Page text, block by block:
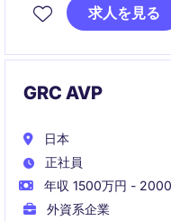
要件定義から設計・
業務改善に貢献します
求人を見る
GRC AVP
日本
正社員
年収 1500万円 -
外資系企業